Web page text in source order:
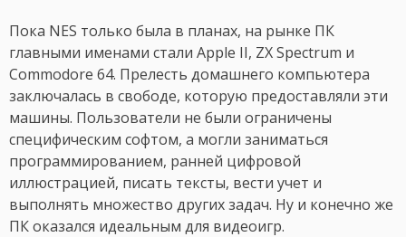
Пока NES только была в планах, на рынке ПК
главными именами стали Apple II, ZX Spectrum и
Commodore 64. Прелесть домашнего компьютера
заключалась в свободе, которую предоставляли эти
машины. Пользователи не были ограничены
специфическим софтом, а могли заниматься
программированием, ранней цифровой
иллюстрацией, писать тексты, вести учет и
выполнять множество других задач. Ну и конечно же
ПК оказался идеальным для видеоигр.